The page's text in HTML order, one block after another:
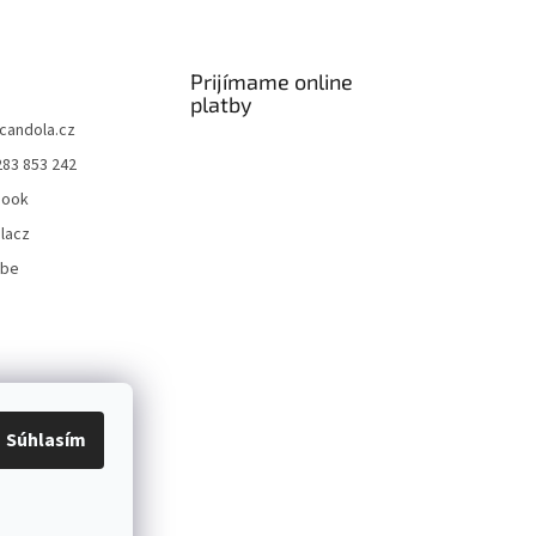
Súhlasím
853 242
Prijímame online
platby